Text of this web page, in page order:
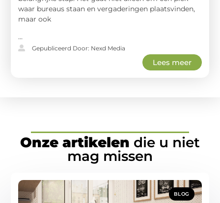
waar bureaus staan en vergaderingen plaatsvinden,
maar ook
...
Gepubliceerd Door: Nexd Media
Lees meer
Onze artikelen die u niet
mag missen
BLOG